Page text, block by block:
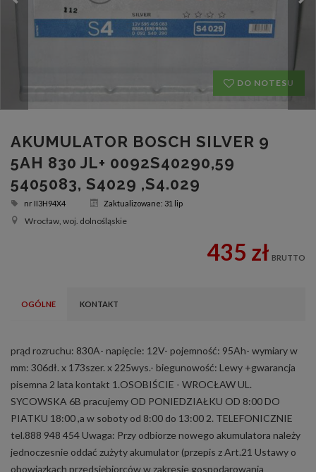
DO NOTESU
AKUMULATOR BOSCH SILVER 9
5AH 830 JL+ 0092S40290,59
5405083, S4029 ,S4.029
nr II3H94X4 Zaktualizowane: 31 lip
Wrocław, woj. dolnośląskie
435 zł BRUTTO
OGÓLNE KONTAKT
prąd rozruchu: 830A- napięcie: 12V- pojemność: 95Ah- wymiary w
mm: 306dł. x 173szer. x 225wys.- biegunowość: Lewy +gwarancja
pisemna 2 lata kontakt 1.OSOBIŚCIE - WROCŁAW UL.
SYCOWSKA 6B pracujemy OD PONIEDZIAŁKU OD 8:00 DO
PIATKU 18:00 ,a w soboty od 8:00 do 13:00 2. TELEFONICZNIE
tel.888 948 454 Uwaga: Przy odbiorze nowego akumulatora należy
jednoczesnie oddać zużyty akumulator (przepis z Art.21 Ustawy o
obowiązkach przedsiębiorców w zakresie gospodarowania